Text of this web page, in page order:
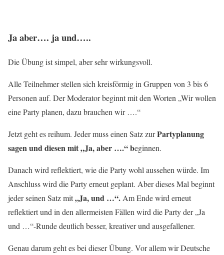
Ja aber…. ja und…..
Die Übung ist simpel, aber sehr wirkungsvoll.
Alle Teilnehmer stellen sich kreisförmig in Gruppen von 3 bis 6
Personen auf. Der Moderator beginnt mit den Worten „Wir wollen
eine Party planen, dazu brauchen wir ….“
Jetzt geht es reihum. Jeder muss einen Satz zurPartyplanung
sagen und diesen mit „Ja, aber ….“ beginnen.
Danach wird reflektiert, wie die Party wohl aussehen würde. Im
Anschluss wird die Party erneut geplant. Aber dieses Mal beginnt
jeder seinen Satz mit„Ja, und …“. Am Ende wird erneut
reflektiert und in den allermeisten Fällen wird die Party der „Ja
und …“-Runde deutlich besser, kreativer und ausgefallener.
Genau darum geht es bei dieser Übung. Vor allem wir Deutsche